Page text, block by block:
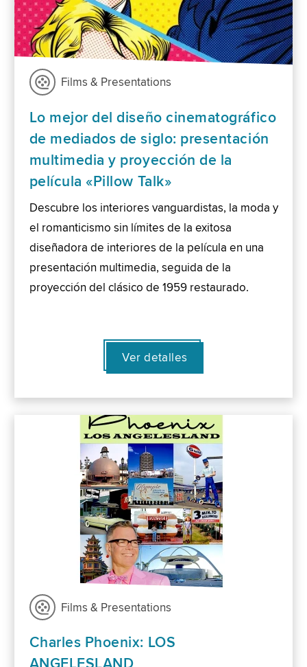
Films & Presentations
Lo mejor del diseño cinematográfico
de mediados de siglo: presentación
multimedia y proyección de la
película «Pillow Talk»
Descubre los interiores vanguardistas, la moda y
el romanticismo sin límites de la exitosa
diseñadora de interiores de la película en una
presentación multimedia, seguida de la
proyección del clásico de 1959 restaurado.
Ver detalles
Films & Presentations
Charles Phoenix: LOS